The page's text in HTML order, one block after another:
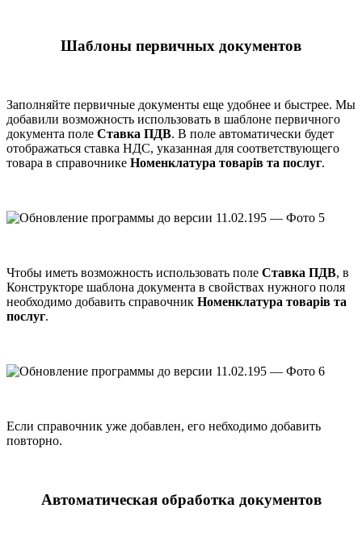
Шаблоны первичных документов
Заполняйте первичные документы еще удобнее и быстрее. Мы
добавили возможность использовать в шаблоне первичного
документа поле Ставка ПДВ. В поле автоматически будет
отображаться ставка НДС, указанная для соответствующего
товара в справочнике Номенклатура товарів та послуг.
Чтобы иметь возможность использовать поле Ставка ПДВ, в
Конструкторе шаблона документа в свойствах нужного поля
необходимо добавить справочник Номенклатура товарів та
послуг.
Если справочник уже добавлен, его небходимо добавить
повторно.
Автоматическая обработка документов